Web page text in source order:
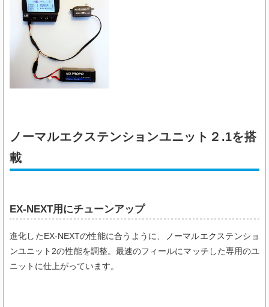
ノーマルエクステンションユニット２.1を搭
載
EX-NEXT用にチューンアップ
進化したEX-NEXTの性能に合うように、ノーマルエクステンショ
ンユニット2の性能を調整。最速のフィールにマッチした専用のユ
ニットに仕上がっています。